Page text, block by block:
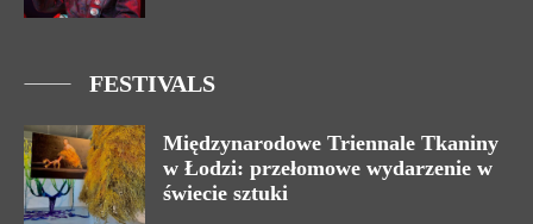
FESTIVALS
Międzynarodowe Triennale Tkaniny
w Łodzi: przełomowe wydarzenie w
świecie sztuki